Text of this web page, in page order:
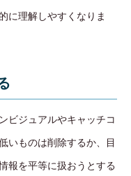
に理解しやすくなりま
ビジュアルやキャッチコ
いものは削除するか、目
報を平等に扱おうとする